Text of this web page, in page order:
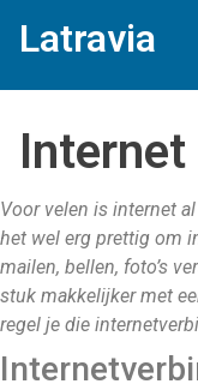
Latravia
Voor velen is internet
het wel erg prettig om
mailen, bellen, foto’s
stuk makkelijker met
regel je die